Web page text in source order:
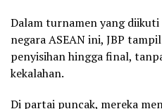
Dalam turnamen yang
negara ASEAN ini, JBP
penyisihan hingga final,
kekalahan.
Di partai puncak, mereka